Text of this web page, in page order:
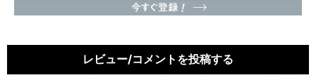
レビュー/コメントを投稿する